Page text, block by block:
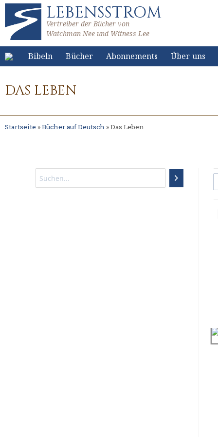
LEBENSSTROM
Vertreiber der Bücher von
Watchman Nee und Witness Lee
Bibeln Bücher Abonnements Über uns
DAS LEBEN
Startseite »Bücher auf Deutsch »Das Leben